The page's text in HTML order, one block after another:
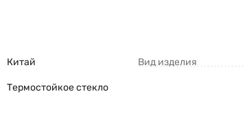
Китай
Термостойкое стекло
Вид изделия